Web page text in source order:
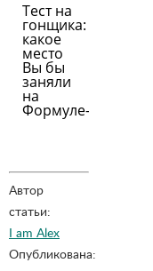
Тест на
гонщика:
какое
место
Вы бы
заняли
на
Формуле-1
Автор
статьи:
I am Alex
Опубликована: